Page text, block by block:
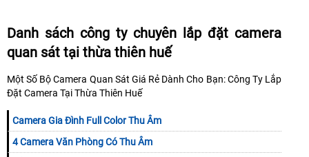
Danh sách công ty chuyên lắp đặt camera
quan sát tại thừa thiên huế
Một Số Bộ Camera Quan Sát Giá Rẻ Dành Cho Bạn: Công Ty Lắp
Đặt Camera Tại Thừa Thiên Huế
Camera Gia Đình Full Color Thu Âm
4 Camera Văn Phòng Có Thu Âm